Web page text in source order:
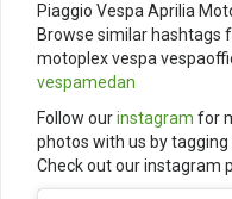
Piaggio Vespa Aprilia
Browse similar hashtags
motoplex vespa
vespamedan
Follow ourinstagram for
photos with us by
Check out our instagram